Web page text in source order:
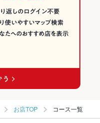
アンバール
ル
お店TOP コース一覧